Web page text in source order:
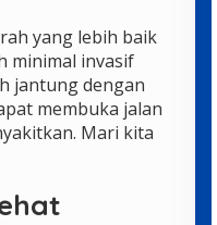
yang lebih baik
minimal invasif
jantung dengan
membuka jalan
Mari kita